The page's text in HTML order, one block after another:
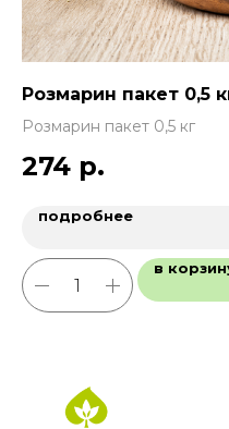
Розмарин пакет 0,5
Розмарин пакет 0,5 кг
274 р.
подробнее
в